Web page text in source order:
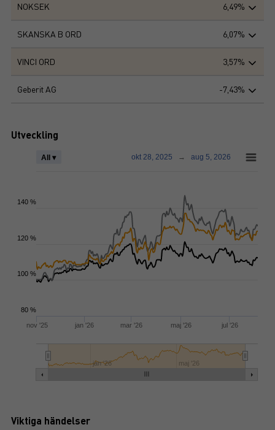
NOKSEK 6,49%
SKANSKA B ORD 6,07%
VINCI ORD 3,57%
Geberit AG -7,43%
Utveckling
nov '25 jan '26 mar '26 maj '26 jul '26
jan '26 maj '26
All ▾ okt 28, 2025 → aug 5, 2026
80 %
100 %
120 %
140 %
Viktiga händelser